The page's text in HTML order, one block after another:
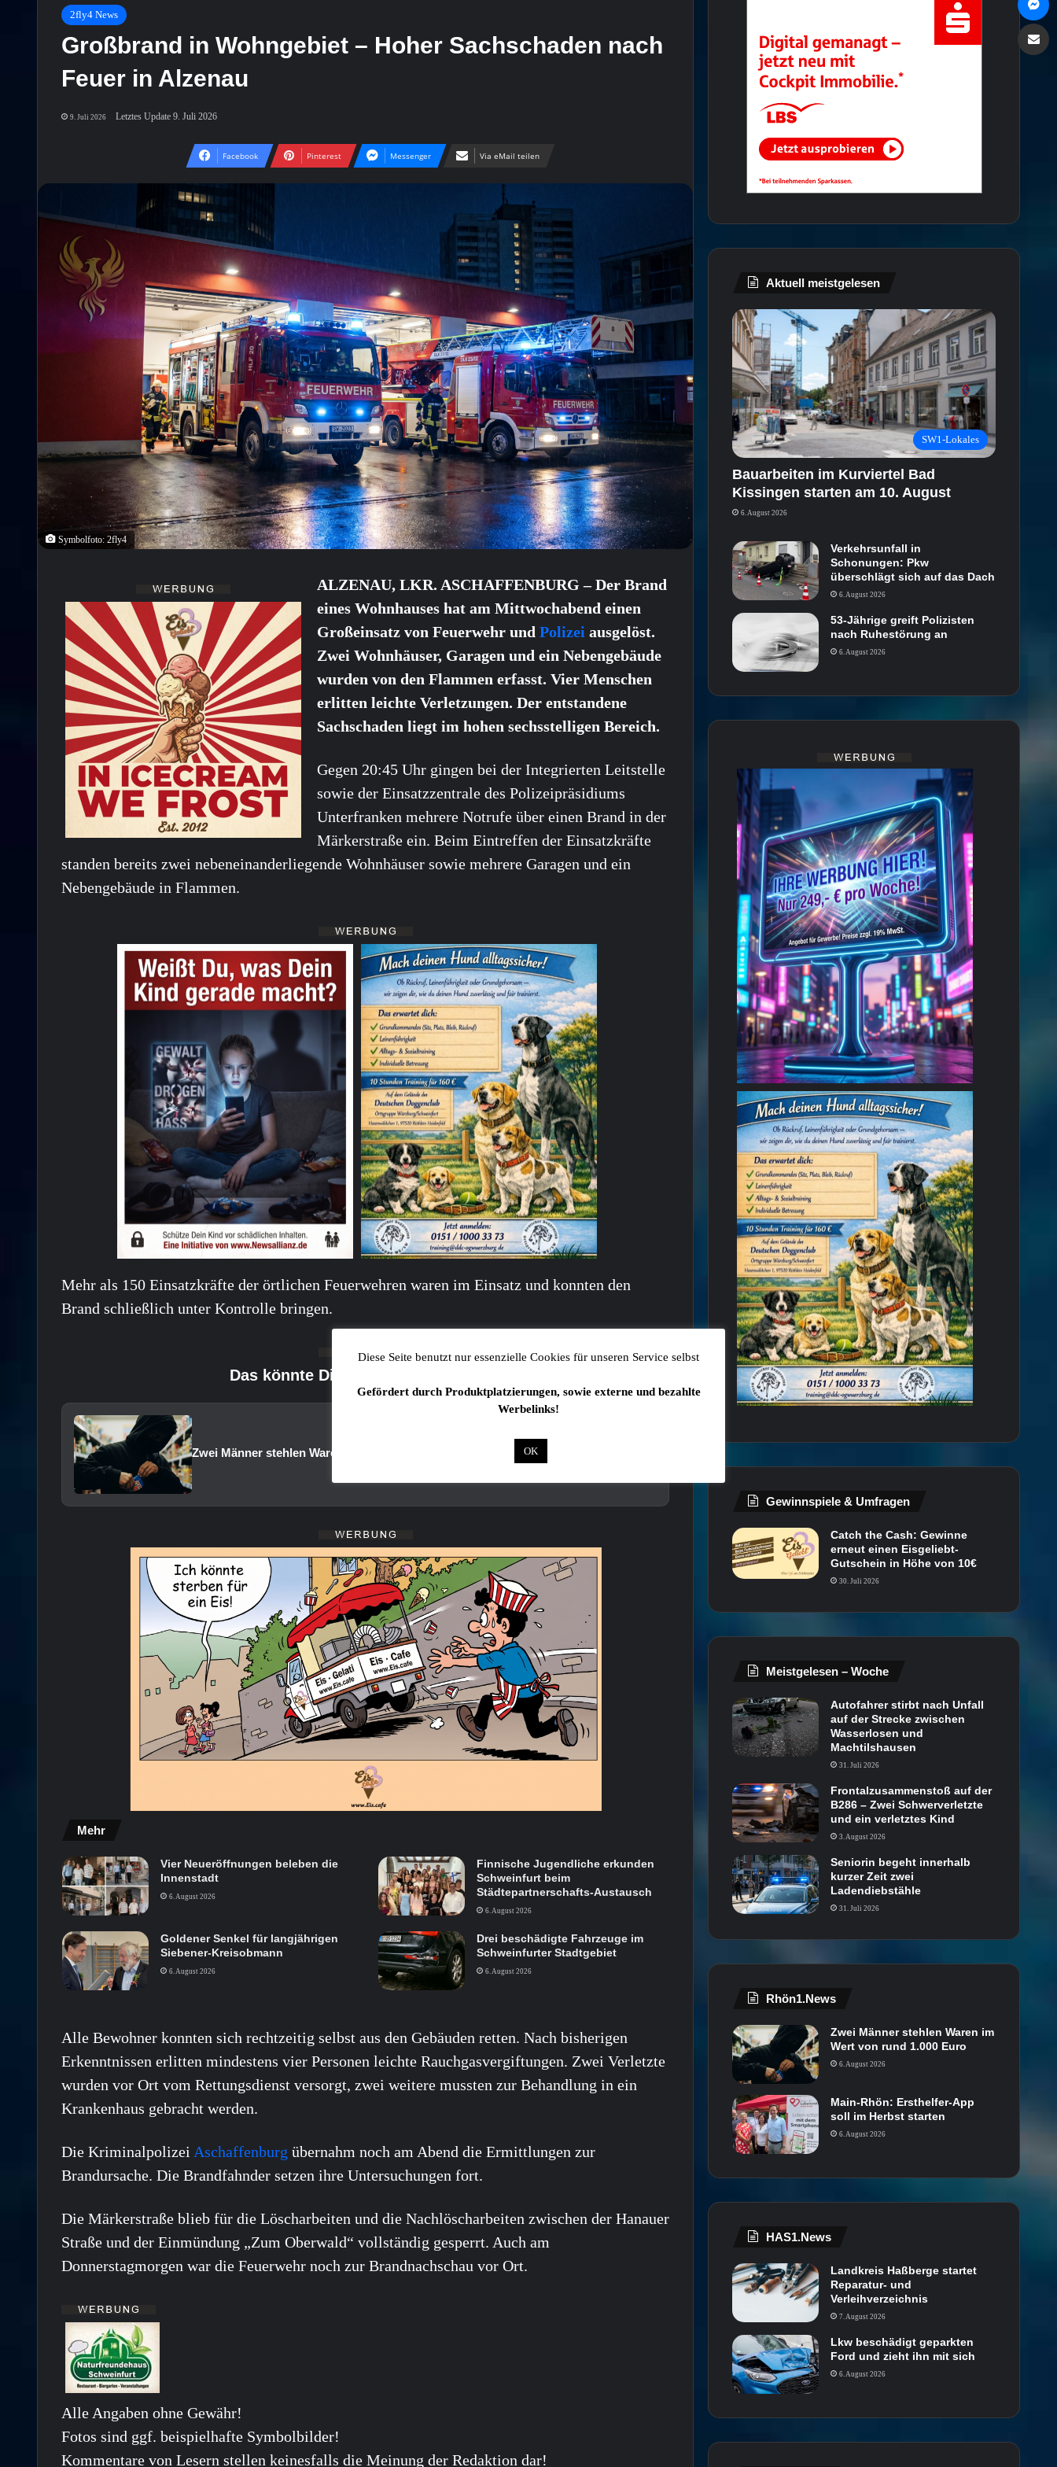
2fly4 News
Großbrand in Wohngebiet – Hoher Sachschaden nach
Feuer in Alzenau
9. Juli 2026 Letztes Update 9. Juli 2026
Facebook Pinterest Messenger Via eMail teilen
Symbolfoto: 2fly4
ALZENAU, LKR. ASCHAFFENBURG – Der Brand
eines Wohnhauses hat am Mittwochabend einen
Großeinsatz von Feuerwehr und Polizei ausgelöst.
Zwei Wohnhäuser, Garagen und ein Nebengebäude
wurden von den Flammen erfasst. Vier Menschen
erlitten leichte Verletzungen. Der entstandene
Sachschaden liegt im hohen sechsstelligen Bereich.
Gegen 20:45 Uhr gingen bei der Integrierten Leitstelle
sowie der Einsatzzentrale des Polizeipräsidiums
Unterfranken mehrere Notrufe über einen Brand in der
Märkerstraße ein. Beim Eintreffen der Einsatzkräfte
standen bereits zwei nebeneinanderliegende Wohnhäuser sowie mehrere Garagen und ein
Nebengebäude in Flammen.
Mehr als 150 Einsatzkräfte der örtlichen Feuerwehren waren im Einsatz und konnten den
Brand schließlich unter Kontrolle bringen.
Das könnte Dich auch interessieren:
Zwei Männer stehlen Waren im Wert von rund 1.000 Euro
Mehr
Vier Neueröffnungen beleben die
Innenstadt
6. August 2026
Finnische Jugendliche erkunden
Schweinfurt beim
Städtepartnerschafts-Austausch
6. August 2026
Goldener Senkel für langjährigen
Siebener-Kreisobmann
6. August 2026
Drei beschädigte Fahrzeuge im
Schweinfurter Stadtgebiet
6. August 2026
Alle Bewohner konnten sich rechtzeitig selbst aus den Gebäuden retten. Nach bisherigen
Erkenntnissen erlitten mindestens vier Personen leichte Rauchgasvergiftungen. Zwei Verletzte
wurden vor Ort vom Rettungsdienst versorgt, zwei weitere mussten zur Behandlung in ein
Krankenhaus gebracht werden.
Die Kriminalpolizei Aschaffenburg übernahm noch am Abend die Ermittlungen zur
Brandursache. Die Brandfahnder setzen ihre Untersuchungen fort.
Die Märkerstraße blieb für die Löscharbeiten und die Nachlöscharbeiten zwischen der Hanauer
Straße und der Einmündung „Zum Oberwald“ vollständig gesperrt. Auch am
Donnerstagmorgen war die Feuerwehr noch zur Brandnachschau vor Ort.
Alle Angaben ohne Gewähr!
Fotos sind ggf. beispielhafte Symbolbilder!
Kommentare von Lesern stellen keinesfalls die Meinung der Redaktion dar!
Aktuell meistgelesen
SW1-Lokales
Bauarbeiten im Kurviertel Bad
Kissingen starten am 10. August
6. August 2026
Verkehrsunfall in
Schonungen: Pkw
überschlägt sich auf das Dach
6. August 2026
53-Jährige greift Polizisten
nach Ruhestörung an
6. August 2026
Gewinnspiele & Umfragen
Catch the Cash: Gewinne
erneut einen Eisgeliebt-
Gutschein in Höhe von 10€
30. Juli 2026
Meistgelesen – Woche
Autofahrer stirbt nach Unfall
auf der Strecke zwischen
Wasserlosen und
Machtilshausen
31. Juli 2026
Frontalzusammenstoß auf der
B286 – Zwei Schwerverletzte
und ein verletztes Kind
3. August 2026
Seniorin begeht innerhalb
kurzer Zeit zwei
Ladendiebstähle
31. Juli 2026
Rhön1.News
Zwei Männer stehlen Waren im
Wert von rund 1.000 Euro
6. August 2026
Main-Rhön: Ersthelfer-App
soll im Herbst starten
6. August 2026
HAS1.News
Landkreis Haßberge startet
Reparatur- und
Verleihverzeichnis
7. August 2026
Lkw beschädigt geparkten
Ford und zieht ihn mit sich
6. August 2026
Diese Seite benutzt nur essenzielle Cookies für unseren Service selbst
Gefördert durch Produktplatzierungen, sowie externe und bezahlte
Werbelinks!
OK